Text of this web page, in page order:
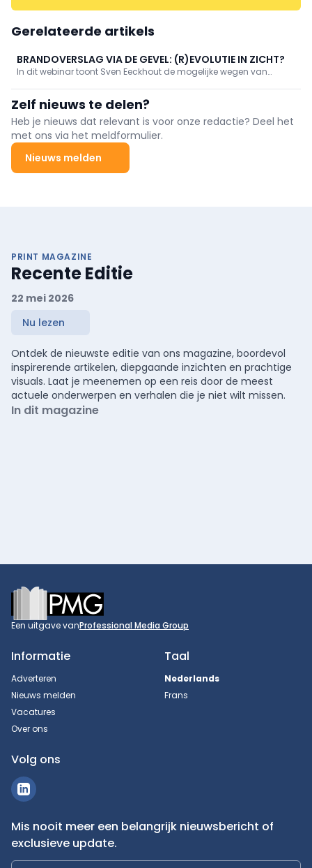
Gerelateerde artikels
BRANDOVERSLAG VIA DE GEVEL: (R)EVOLUTIE IN ZICHT?
In dit webinar toont Sven Eeckhout de mogelijke wegen van
zullen gepubliceerd worden en belicht daarbij ...
Zelf nieuws te delen?
Heb je nieuws dat relevant is voor onze redactie? Deel het
met ons via het meldformulier.
Nieuws melden
PRINT MAGAZINE
Recente Editie
22 mei 2026
Nu lezen
Ontdek de nieuwste editie van ons magazine, boordevol
inspirerende artikelen, diepgaande inzichten en prachtige
visuals. Laat je meenemen op een reis door de meest
actuele onderwerpen en verhalen die je niet wilt missen.
In dit magazine
Footer
Een uitgave vanProfessional Media Group
Informatie
Adverteren
Nieuws melden
Vacatures
Over ons
Taal
Nederlands
Frans
Volg ons
Mis nooit meer een belangrijk nieuwsbericht of
exclusieve update.